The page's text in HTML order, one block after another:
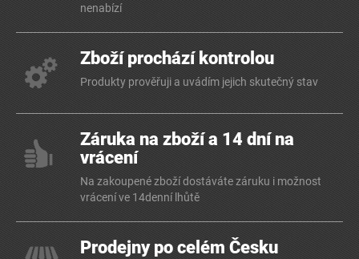
nenabízí
Zboží prochází kontrolou
Produkty prověřuji a uvádím jejich skutečný stav
Záruka na zboží a 14 dní na
vrácení
Na zakoupené zboží dostáváte záruku i možnost
vrácení ve 14denní lhůtě
Prodejny po celém Česku